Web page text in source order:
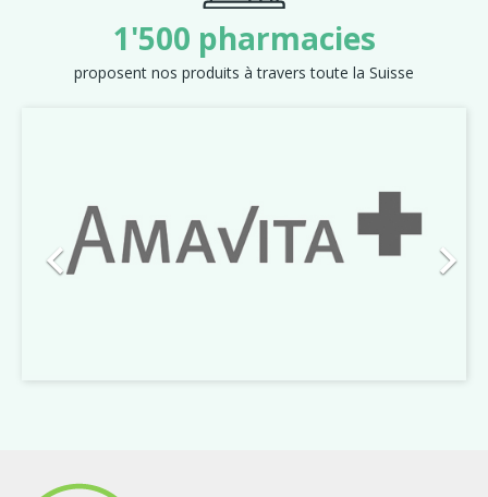
 
1'500 pharmacies
proposent nos produits à travers toute la Suisse